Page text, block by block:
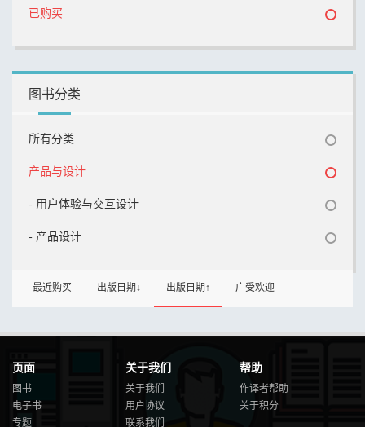
已购买
图书分类
所有分类
产品与设计
- 用户体验与交互设计
- 产品设计
最近购买 出版日期↓ 出版日期↑ 广受欢迎
页面
图书
电子书
专题
关于我们
关于我们
用户协议
联系我们
帮助
作译者帮助
关于积分